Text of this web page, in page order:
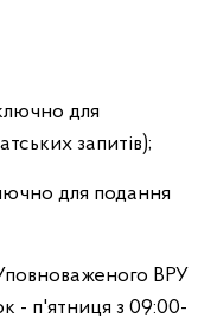
для
запитів);
для подання
ВРУ
- п'ятниця з 09:00-